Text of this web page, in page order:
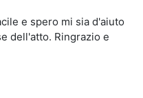
e spero mi sia d'aiuto
dell'atto. Ringrazio e